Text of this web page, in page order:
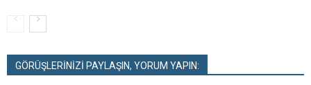
GÖRÜŞLERİNİZİ PAYLAŞIN, YORUM YAPIN: